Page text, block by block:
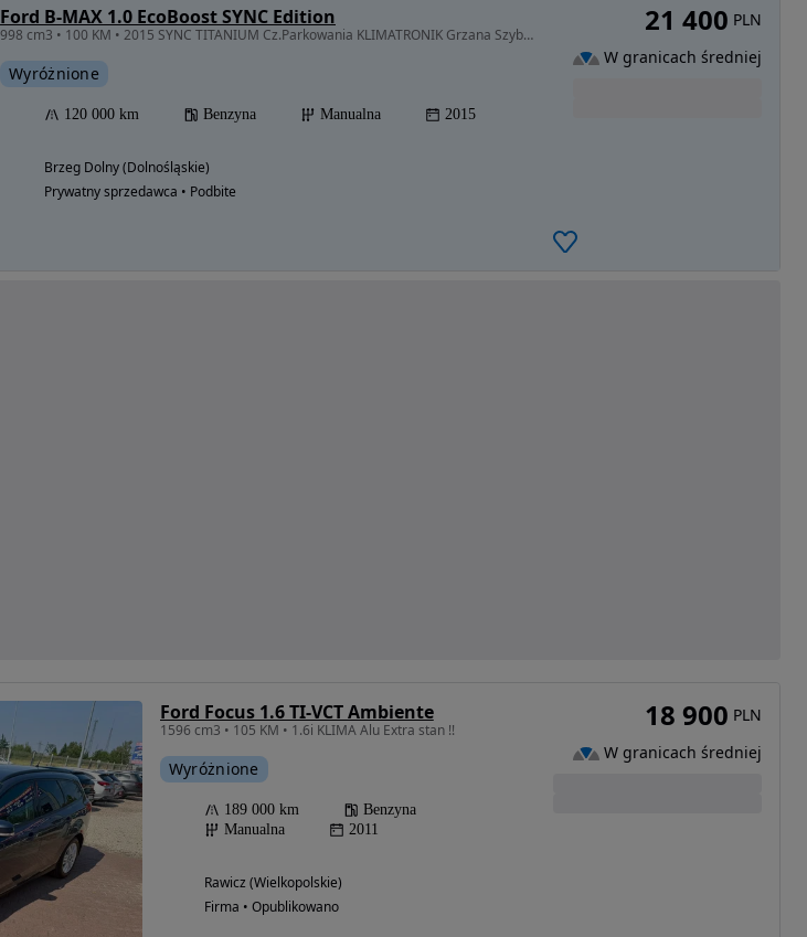
Ford B-MAX 1.0 EcoBoost SYNC Edition
998 cm3 • 100 KM • 2015 SYNC TITANIUM Cz.Parkowania KLIMATRONIK Grzana Szyba i Fotele Hak
Wyróżnione
120 000 km Benzyna Manualna 2015
Brzeg Dolny (Dolnośląskie)
Prywatny sprzedawca • Podbite
21 400 PLN
W granicach średniej
Ford Focus 1.6 TI-VCT Ambiente
1596 cm3 • 105 KM • 1.6i KLIMA Alu Extra stan !!
Wyróżnione
189 000 km
Benzyna
Manualna
2011
Rawicz (Wielkopolskie)
Firma • Opublikowano
18 900 PLN
W granicach średniej